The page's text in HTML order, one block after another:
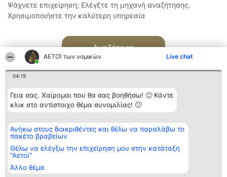
ΑΕΤΟΊ των νομικών Live chat
04:19
Γεια σας. Χαίρομαι που θα σας βοηθήσω! 🙂 Κάντε
κλικ στο αντίστοιχο θέμα συνομιλίας! 🙂
Ανήκω στους διακριθέντες και θέλω να παραλάβω το
πακέτο βραβείων
Θέλω να ελέγξω την επιχείρηση μου στην κατάταξη
"Αετοί"
Άλλο θέμα
Ψάχνετε επιχείρηση; Ελέγξτε τη μηχανή αναζήτησης.
Χρησιμοποιήστε την καλύτερη υπηρεσία
Αναζήτηση
Διοργανωτής της
κατάταξης
BEAUTIFUL COMPANY
ΤΗΛ. ΕΠΙΚΟΙΝΩΝΙΑΣ:
2104128019
email:
aetoi@beautifulcompany.co
Κατάταξη
Διακριθέντες
των
διακριθέντων
προϋποθέσεις
Επικοινωνία
Επικοινωνία